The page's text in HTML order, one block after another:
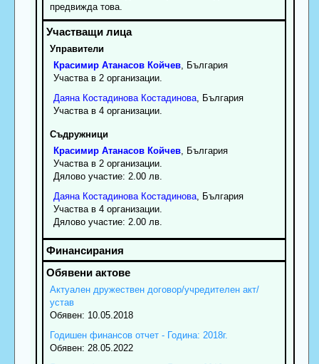
предвижда това.
Управители
Красимир Атанасов Койчев, България
Участва в 2 организации.
Даяна Костадинова Костадинова, България
Участва в 4 организации.
Съдружници
Красимир Атанасов Койчев, България
Участва в 2 организации.
Дялово участие: 2.00 лв.
Даяна Костадинова Костадинова, България
Участва в 4 организации.
Дялово участие: 2.00 лв.
Актуален дружествен договор/учредителен акт/
устав
Обявен: 10.05.2018
Годишен финансов отчет - Година: 2018г.
Обявен: 28.05.2022